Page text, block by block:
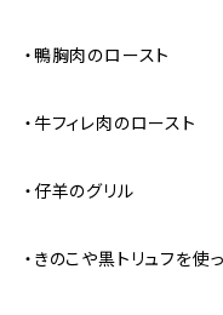
・鴨胸肉のロースト
・牛フィレ肉のロースト
・仔羊のグリル
・きのこや黒トリュフを使